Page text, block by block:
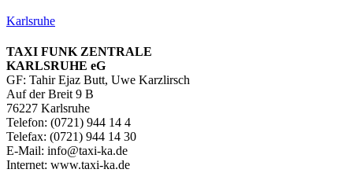
Karlsruhe
TAXI FUNK ZENTRALE
KARLSRUHE eG
GF: Tahir Ejaz Butt, Uwe Karzlirsch
Auf der Breit 9 B
76227 Karlsruhe
Telefon: (0721) 944 14 4
Telefax: (0721) 944 14 30
E-Mail: info@taxi-ka.de
Internet: www.taxi-ka.de